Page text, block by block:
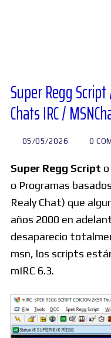
Super Regg
Chats IRC /
05/05/2026 0
Super Regg Script o
o Programas
Realy Chat) que
años 2000 en
desaparecio
msn, los scripts
mIRC 6.3.